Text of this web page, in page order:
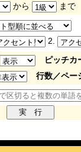
から
まで
2.
ピッチカ
行数／ペー